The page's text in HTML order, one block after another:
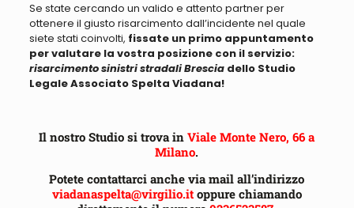
Se state cercando un valido e attento partner per
ottenere il giusto risarcimento dall’incidente nel quale
siete stati coinvolti, fissate un primo appuntamento
per valutare la vostra posizione con il servizio:
risarcimento sinistri stradali Bresciadello Studio
Legale Associato Spelta Viadana!
Il nostro Studio si trova inViale Monte Nero, 66 a
Milano.
Potete contattarci anche via mail all’indirizzo
viadanaspelta@virgilio.itoppure chiamando